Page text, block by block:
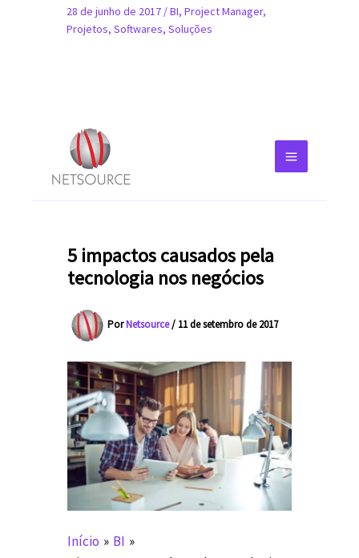
28 de junho de 2017 /BI, Project Manager,
Projetos, Softwares, Soluções
5 impactos causados pela
tecnologia nos negócios
PorNetsource/ 11 de setembro de 2017
Início
BI